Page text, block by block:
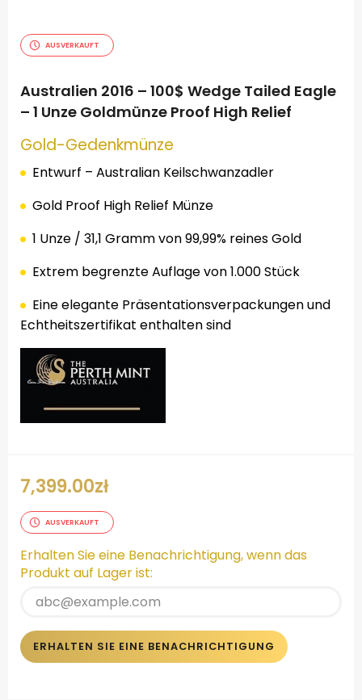
AUSVERKAUFT
Australien 2016 – 100$ Wedge Tailed Eagle
– 1 Unze Goldmünze Proof High Relief
Gold-Gedenkmünze
Entwurf – Australian Keilschwanzadler
Gold Proof High Relief Münze
1 Unze / 31,1 Gramm von 99,99% reines Gold
Extrem begrenzte Auflage von 1.000 Stück
Eine elegante Präsentationsverpackungen und
Echtheitszertifikat enthalten sind
7,399.00zł
AUSVERKAUFT
Erhalten Sie eine Benachrichtigung, wenn das
Produkt auf Lager ist:
ERHALTEN SIE EINE BENACHRICHTIGUNG